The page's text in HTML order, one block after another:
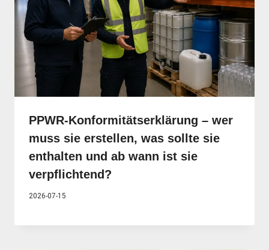
PPWR-Konformitätserklärung – wer
muss sie erstellen, was sollte sie
enthalten und ab wann ist sie
verpflichtend?
2026-07-15